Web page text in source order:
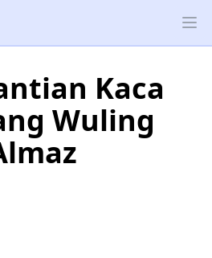
Kaca
Wuling